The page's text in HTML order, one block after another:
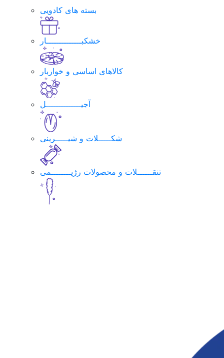
بسته های کادویی
خشکبــــــــــــــار
کالاهای اساسی و خواربار
آجیــــــــــــــل
شکـــــلات و شیـــــرینی
تنقــــــلات و محصولات رژیــــــــمی